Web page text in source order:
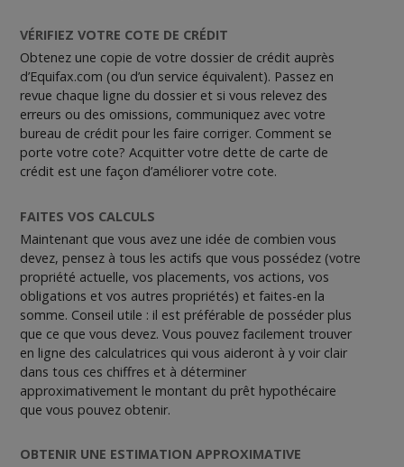
VÉRIFIEZ VOTRE COTE DE CRÉDIT
Obtenez une copie de votre dossier de crédit auprès
d’Equifax.com (ou d’un service équivalent). Passez en
revue chaque ligne du dossier et si vous relevez des
erreurs ou des omissions, communiquez avec votre
bureau de crédit pour les faire corriger. Comment se
porte votre cote? Acquitter votre dette de carte de
crédit est une façon d’améliorer votre cote.
FAITES VOS CALCULS
Maintenant que vous avez une idée de combien vous
devez, pensez à tous les actifs que vous possédez (votre
propriété actuelle, vos placements, vos actions, vos
obligations et vos autres propriétés) et faites-en la
somme. Conseil utile : il est préférable de posséder plus
que ce que vous devez. Vous pouvez facilement trouver
en ligne des calculatrices qui vous aideront à y voir clair
dans tous ces chiffres et à déterminer
approximativement le montant du prêt hypothécaire
que vous pouvez obtenir.
OBTENIR UNE ESTIMATION APPROXIMATIVE